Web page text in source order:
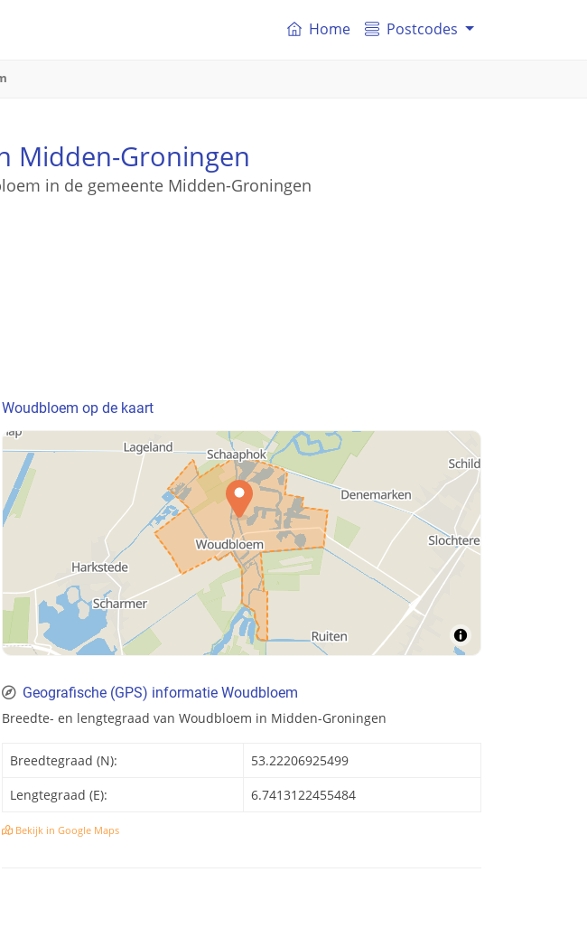
Home Postcodes
Midden-Groningen
in de gemeente Midden-Groningen
Woudbloem op de kaart
Geografische (GPS) informatie Woudbloem
Breedte- en lengtegraad van Woudbloem in Midden-Groningen
Breedtegraad (N):
53.22206925499
Lengtegraad (E):
6.7413122455484
Bekijk in Google Maps